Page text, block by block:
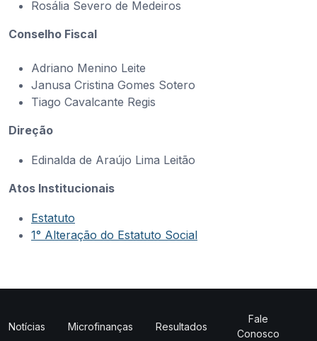
Rosália Severo de Medeiros
Conselho Fiscal
Adriano Menino Leite
Janusa Cristina Gomes Sotero
Tiago Cavalcante Regis
Direção
Edinalda de Araújo Lima Leitão
Atos Institucionais
Estatuto
1° Alteração do Estatuto Social
Notícias Microfinanças Resultados
Fale
Conosco